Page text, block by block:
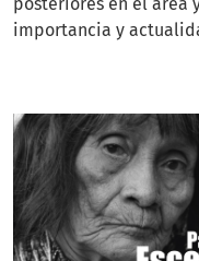
importancia y